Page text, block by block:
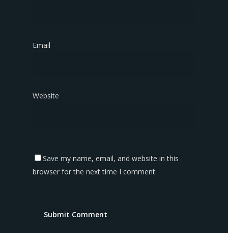
Email
Website
Save my name, email, and website in this
browser for the next time I comment.